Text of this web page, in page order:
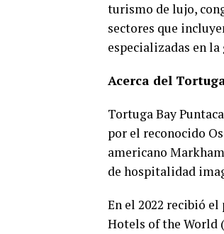
turismo de lujo,
sectores que
especializadas en
Acerca del
Tortuga Bay
por el reconocido
americano
de hospitalidad
En el 2022 recibió
Hotels of the World